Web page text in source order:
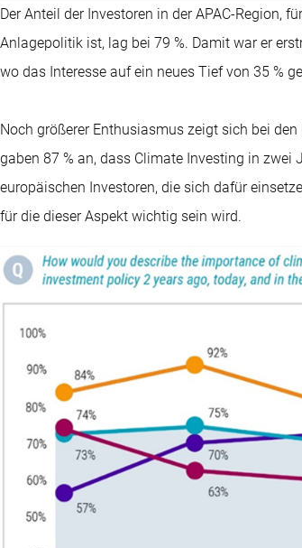
Der Anteil der Investoren in der APAC-Region,
Anlagepolitik ist, lag bei 79 %. Damit war er
wo das Interesse auf ein neues Tief von 35 %
Noch größerer Enthusiasmus zeigt sich bei
gaben 87 % an, dass Climate Investing in zwei
europäischen Investoren, die sich dafür
für die dieser Aspekt wichtig sein wird.